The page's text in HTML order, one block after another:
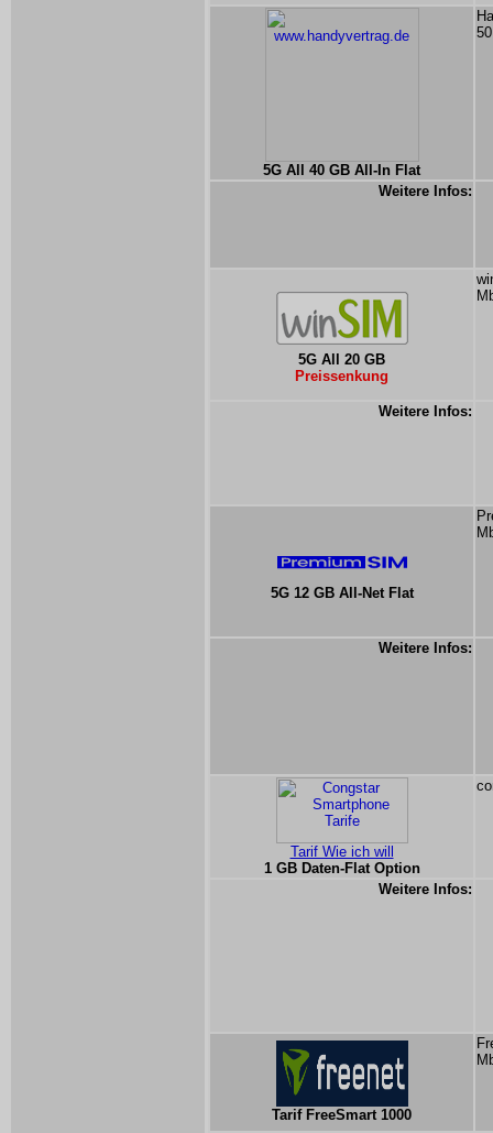
5G All 40 GB All-In Flat
Weitere Infos:
5G All 20 GB
Preissenkung
Weitere Infos:
5G 12 GB All-Net Flat
Weitere Infos:
Tarif Wie ich will
1 GB Daten-Flat Option
Weitere Infos:
Tarif FreeSmart 1000